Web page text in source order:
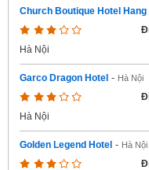
Church Boutique Hotel Hang
Hà Nội
Garco Dragon Hotel - Hà Nội
Hà Nội
Golden Legend Hotel - Hà Nội